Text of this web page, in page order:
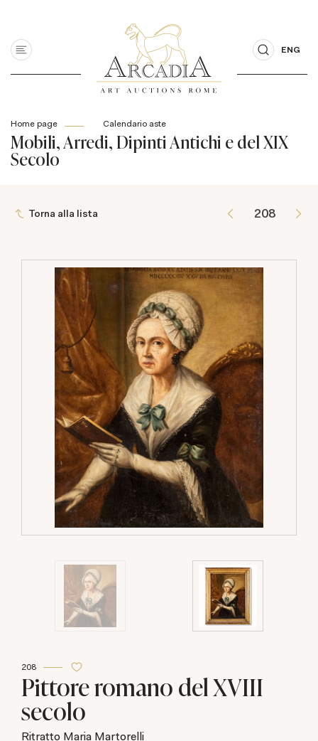
ENG
Home page Calendario aste
Mobili, Arredi, Dipinti Antichi e del XIX
Secolo
Torna alla lista
208
Pittore romano del XVIII
secolo
Ritratto Maria Martorelli